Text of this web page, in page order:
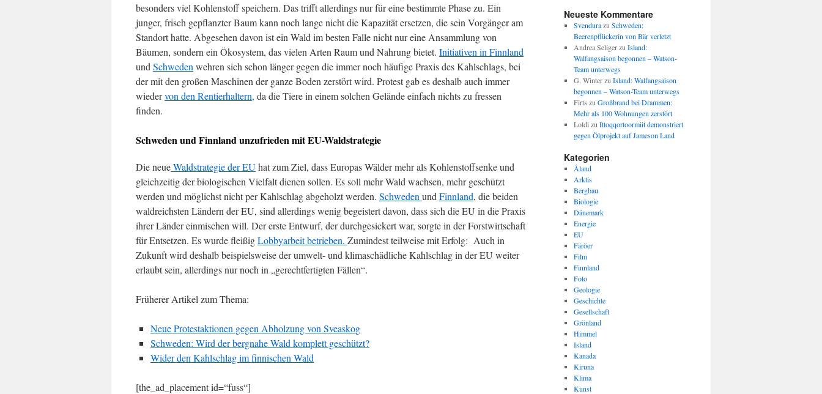
besonders viel Kohlenstoff speichern. Das trifft allerdings nur für eine bestimmte Phase zu. Ein
junger, frisch gepflanzter Baum kann noch lange nicht die Kapazität ersetzen, die sein Vorgänger am
Standort hatte. Abgesehen davon ist ein Wald im besten Falle nicht nur eine Ansammlung von
Bäumen, sondern ein Ökosystem, das vielen Arten Raum und Nahrung bietet. Initiativen in Finnland
und Schweden wehren sich schon länger gegen die immer noch häufige Praxis des Kahlschlags, bei
der mit den großen Maschinen der ganze Boden zerstört wird. Protest gab es deshalb auch immer
wiedervon den Rentierhaltern, da die Tiere in einem solchen Gelände einfach nichts zu fressen
finden.
Schweden und Finnland unzufrieden mit EU-Waldstrategie
Die neueWaldstrategie der EUhat zum Ziel, dass Europas Wälder mehr als Kohlenstoffsenke und
gleichzeitig der biologischen Vielfalt dienen sollen. Es soll mehr Wald wachsen, mehr geschützt
werden und möglichst nicht per Kahlschlag abgeholzt werden. Schweden und Finnland, die beiden
waldreichsten Ländern der EU, sind allerdings wenig begeistert davon, dass sich die EU in die Praxis
ihrer Länder einmischen will. Der erste Entwurf, der durchgesickert war, sorgte in der Forstwirtschaft
für Entsetzen. Es wurde fleißigLobbyarbeit betrieben. Zumindest teilweise mit Erfolg: Auch in
Zukunft wird deshalb beispielsweise der umwelt- und klimaschädliche Kahlschlag in der EU weiter
erlaubt sein, allerdings nur noch in „gerechtfertigten Fällen“.
Früherer Artikel zum Thema:
Neue Protestaktionen gegen Abholzung von Sveaskog
Schweden: Wird der bergnahe Wald komplett geschützt?
Wider den Kahlschlag im finnischen Wald
[the_ad_placement id=“fuss“]
Neueste Kommentare
Svendurazu Schweden:
Beerenpflückerin von Bär verletzt
Andrea Seligerzu Island:
Walfangsaison begonnen – Watson-
Team unterwegs
G. Winterzu Island: Walfangsaison
begonnen – Watson-Team unterwegs
Firts zu Großbrand bei Drammen:
Mehr als 100 Wohnungen zerstört
Loldi zu Ittoqqortoormiit demonstriert
gegen Ölprojekt auf Jameson Land
Kategorien
Åland
Arktis
Bergbau
Biologie
Dänemark
Energie
EU
Färöer
Film
Finnland
Foto
Geologie
Geschichte
Gesellschaft
Grönland
Himmel
Island
Kanada
Kiruna
Klima
Kunst